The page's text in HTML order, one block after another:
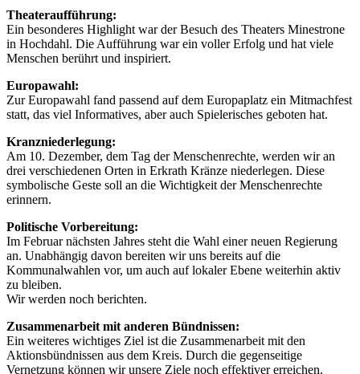
Theateraufführung:
Ein besonderes Highlight war der Besuch des Theaters Minestrone
in Hochdahl. Die Aufführung war ein voller Erfolg und hat viele
Menschen berührt und inspiriert.
Europawahl:
Zur Europawahl fand passend auf dem Europaplatz ein Mitmachfest
statt, das viel Informatives, aber auch Spielerisches geboten hat.
Kranzniederlegung:
Am 10. Dezember, dem Tag der Menschenrechte, werden wir an
drei verschiedenen Orten in Erkrath Kränze niederlegen. Diese
symbolische Geste soll an die Wichtigkeit der Menschenrechte
erinnern.
Politische Vorbereitung:
Im Februar nächsten Jahres steht die Wahl einer neuen Regierung
an. Unabhängig davon bereiten wir uns bereits auf die
Kommunalwahlen vor, um auch auf lokaler Ebene weiterhin aktiv
zu bleiben.
Wir werden noch berichten.
Zusammenarbeit mit anderen Bündnissen:
Ein weiteres wichtiges Ziel ist die Zusammenarbeit mit den
Aktionsbündnissen aus dem Kreis. Durch die gegenseitige
Vernetzung können wir unsere Ziele noch effektiver erreichen.